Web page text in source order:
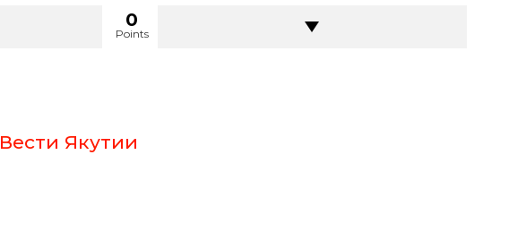
0
Points
Вести Якутии